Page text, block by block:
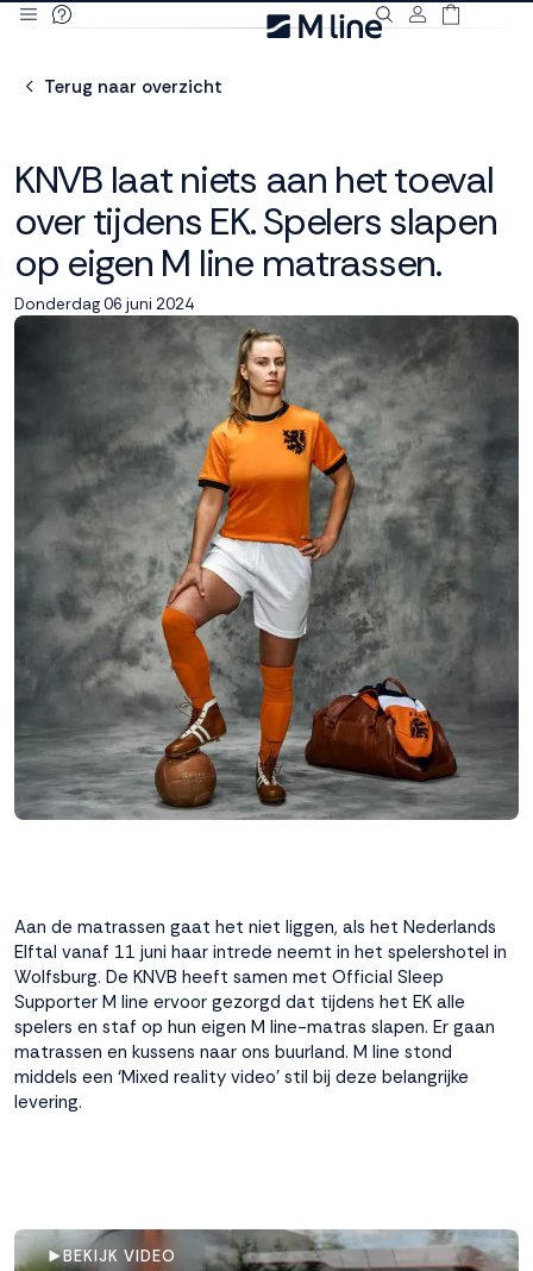
gebruikt
M line plaatst
functionele,
analytische en
marketing cookies.
Dankzij functionele
cookies werkt de
website goed, terwijl
cookies ons helpen
om de website te
verbeteren. Via de
marketing cookies
kunnen we jouw
interactie met ons
binnen en buiten
onze website te
volgen. Dat doen we
legitiem en belangrijk,
anoniem. Meer
weten? LeesBekijk
dit overzicht voor
alle
cookieinstellingen en
lees hier onze privacy
policy. Door te
cookies. Kies je voor
Weigeren? Dan
plaatsen we alleen
functionele en
analytische cookies.
Terug naar overzicht
KNVB laat niets aan het toeval
over tijdens EK. Spelers slapen
op eigen M line matrassen.
Donderdag 06 juni 2024
Aan de matrassen gaat het niet liggen, als het Nederlands
Elftal vanaf 11 juni haar intrede neemt in het spelershotel in
Wolfsburg. De KNVB heeft samen met Official Sleep
Supporter M line ervoor gezorgd dat tijdens het EK alle
spelers en staf op hun eigen M line-matras slapen. Er gaan
matrassen en kussens naar ons buurland. M line stond
middels een ‘Mixed reality video’ stil bij deze belangrijke
levering.
BEKIJK VIDEO